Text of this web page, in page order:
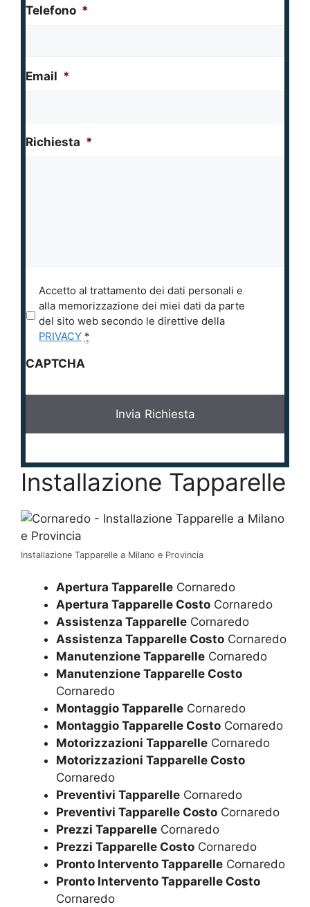
Telefono *
Email *
Richiesta *
i
c
*
Accetto al trattamento dei dati personali e
alla memorizzazione dei miei dati da parte
del sito web secondo le direttive della
PRIVACY *
CAPTCHA
Installazione Tapparelle
Installazione Tapparelle a Milano e Provincia
Apertura Tapparelle Cornaredo
Apertura Tapparelle Costo Cornaredo
Assistenza Tapparelle Cornaredo
Assistenza Tapparelle Costo Cornaredo
Manutenzione Tapparelle Cornaredo
Manutenzione Tapparelle Costo
Cornaredo
Montaggio Tapparelle Cornaredo
Montaggio Tapparelle Costo Cornaredo
Motorizzazioni Tapparelle Cornaredo
Motorizzazioni Tapparelle Costo
Cornaredo
Preventivi Tapparelle Cornaredo
Preventivi Tapparelle Costo Cornaredo
Prezzi Tapparelle Cornaredo
Prezzi Tapparelle Costo Cornaredo
Pronto Intervento Tapparelle Cornaredo
Pronto Intervento Tapparelle Costo
Cornaredo